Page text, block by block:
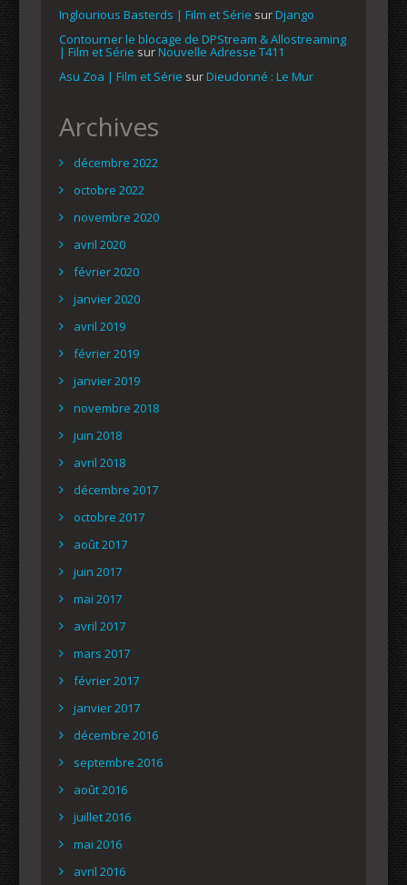
Inglourious Basterds | Film et Série surDjango
Contourner le blocage de DPStream & Allostreaming
| Film et Série surNouvelle Adresse T411
Asu Zoa | Film et Série surDieudonné : Le Mur
Archives
décembre 2022
octobre 2022
novembre 2020
avril 2020
février 2020
janvier 2020
avril 2019
février 2019
janvier 2019
novembre 2018
juin 2018
avril 2018
décembre 2017
octobre 2017
août 2017
juin 2017
mai 2017
avril 2017
mars 2017
février 2017
janvier 2017
décembre 2016
septembre 2016
août 2016
juillet 2016
mai 2016
avril 2016